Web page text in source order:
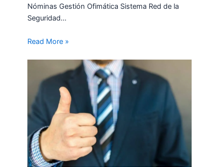
Nóminas Gestión Ofimática Sistema Red de la
Seguridad…
Read More »